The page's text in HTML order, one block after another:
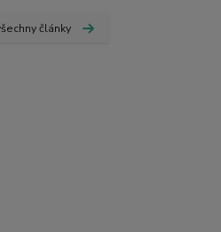
články